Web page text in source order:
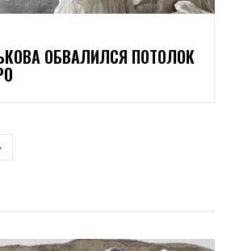
ОБВАЛИЛСЯ ПОТОЛОК